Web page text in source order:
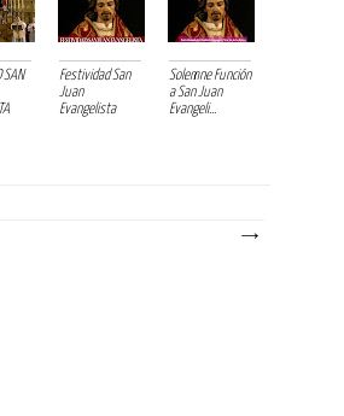
SAN
Festividad San
Juan
Evangelista
Solemne Función
a San Juan
Evangeli...